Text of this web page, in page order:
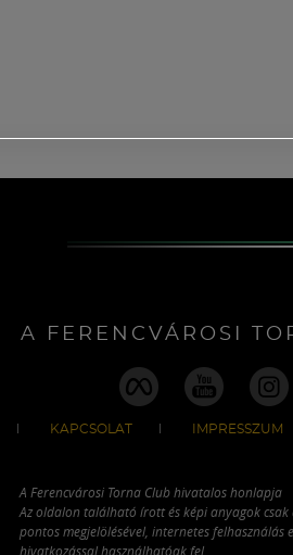
A FERENCVÁROSI
KAPCSOLAT IMPRESSZUM
A Ferencvárosi Torna Club hivatalos honlapja
Az oldalon található írott és képi anyagok
pontos megjelölésével, internetes felhasználás
hivatkozással használhatóak fel.